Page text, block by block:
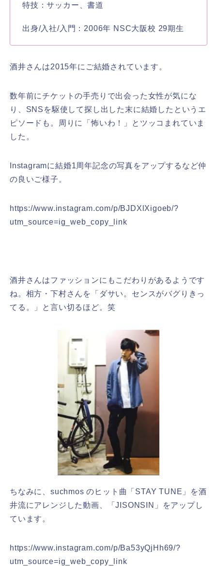
特技：サッカー、書道
出身/入社/入門：2006年 NSC大阪校 29期生
酒井さんは2015年にご結婚されています。
数年前にチケットの手売りで出会った女性が気にな
り、SNSを駆使して探し出した末に結婚したというエ
ピソードも。周りに「怖いわ！」とツッコまれていま
した。
Instagramに結婚1周年記念の写真をアップするなど仲
の良いご様子。
https://www.instagram.com/p/BJDXlXigoeb/?
utm_source=ig_web_copy_link
酒井さんはファッションにもこだわりがあるようです
ね。相方・下村さんを「ダサい。センスがバグりきっ
てる。」と言い切るほど。笑
ちなみに、suchmos のヒット曲「STAY TUNE」を酒
井流にアレンジした動画、「JISONSIN」をアップし
ています。
https://www.instagram.com/p/Ba53yQjHh69/?
utm_source=ig_web_copy_link